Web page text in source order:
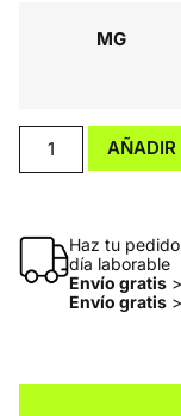
MG
AÑADIR
Haz tu
día laborable
Envío gratis>
Envío gratis>